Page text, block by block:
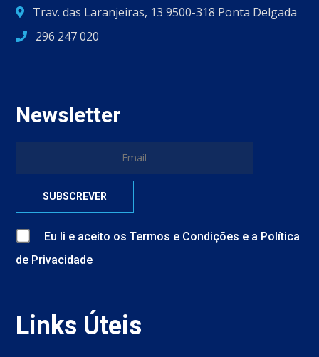
Trav. das Laranjeiras, 13 9500-318 Ponta Delgada
296 247 020
Newsletter
Eu li e aceito osTermos e Condições e a Política
de Privacidade
Links Úteis